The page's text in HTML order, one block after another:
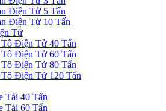
Điện Tử 5 Tấn
Điện Tử 10 Tấn
Tử
Điện Tử 40 Tấn
Điện Tử 60 Tấn
Điện Tử 80 Tấn
Điện Tử 120 Tấn
Tải 40 Tấn
Tải 60 Tấn